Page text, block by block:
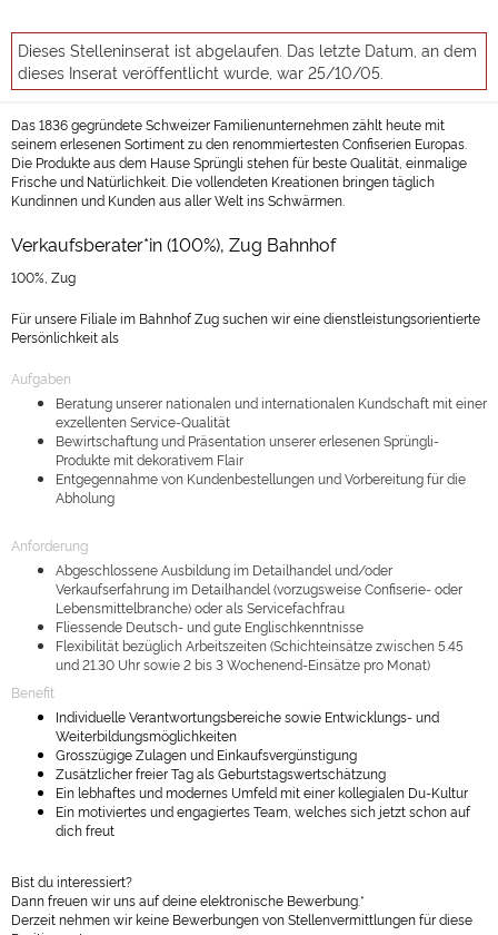
Dieses Stelleninserat ist abgelaufen. Das letzte Datum, an dem
dieses Inserat veröffentlicht wurde, war 25/10/05.
Das 1836 gegründete Schweizer Familienunternehmen zählt heute mit
seinem erlesenen Sortiment zu den renommiertesten Confiserien Europas.
Die Produkte aus dem Hause Sprüngli stehen für beste Qualität, einmalige
Frische und Natürlichkeit. Die vollendeten Kreationen bringen täglich
Kundinnen und Kunden aus aller Welt ins Schwärmen.
Verkaufsberater*in (100%), Zug Bahnhof
100%, Zug
Für unsere Filiale im Bahnhof Zug suchen wir eine dienstleistungsorientierte
Persönlichkeit als
Aufgaben
Beratung unserer nationalen und internationalen Kundschaft mit einer
exzellenten Service-Qualität
Bewirtschaftung und Präsentation unserer erlesenen Sprüngli-
Produkte mit dekorativem Flair
Entgegennahme von Kundenbestellungen und Vorbereitung für die
Abholung
Anforderung
Abgeschlossene Ausbildung im Detailhandel und/oder
Verkaufserfahrung im Detailhandel (vorzugsweise Confiserie- oder
Lebensmittelbranche) oder als Servicefachfrau
Fliessende Deutsch- und gute Englischkenntnisse
Flexibilität bezüglich Arbeitszeiten (Schichteinsätze zwischen 5.45
und 21.30 Uhr sowie 2 bis 3 Wochenend-Einsätze pro Monat)
Benefit
Individuelle Verantwortungsbereiche sowie Entwicklungs- und
Weiterbildungsmöglichkeiten
Grosszügige Zulagen und Einkaufsvergünstigung
Zusätzlicher freier Tag als Geburtstagswertschätzung
Ein lebhaftes und modernes Umfeld mit einer kollegialen Du-Kultur
Ein motiviertes und engagiertes Team, welches sich jetzt schon auf
dich freut
Bist du interessiert?
Dann freuen wir uns auf deine elektronische Bewerbung.*
Derzeit nehmen wir keine Bewerbungen von Stellenvermittlungen für diese